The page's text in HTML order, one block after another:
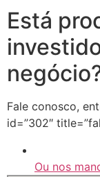
Está
Fale conosco,
id=”302″
Ou nos